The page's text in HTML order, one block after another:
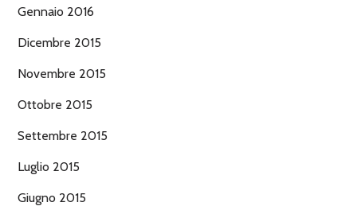
Gennaio 2016
Dicembre 2015
Novembre 2015
Ottobre 2015
Settembre 2015
Luglio 2015
Giugno 2015